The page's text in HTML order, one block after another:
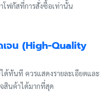
โฟกัสที่การสั่งซื้อเท่านั้น
จน (High-Quality
ทันที ควรแสดงรายละเอียดและ
สินค้าได้มากที่สุด